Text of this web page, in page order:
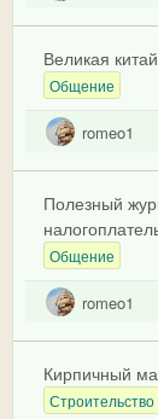
Великая
Общение
romeo1
Полезный
Общение
romeo1
Кирпичный